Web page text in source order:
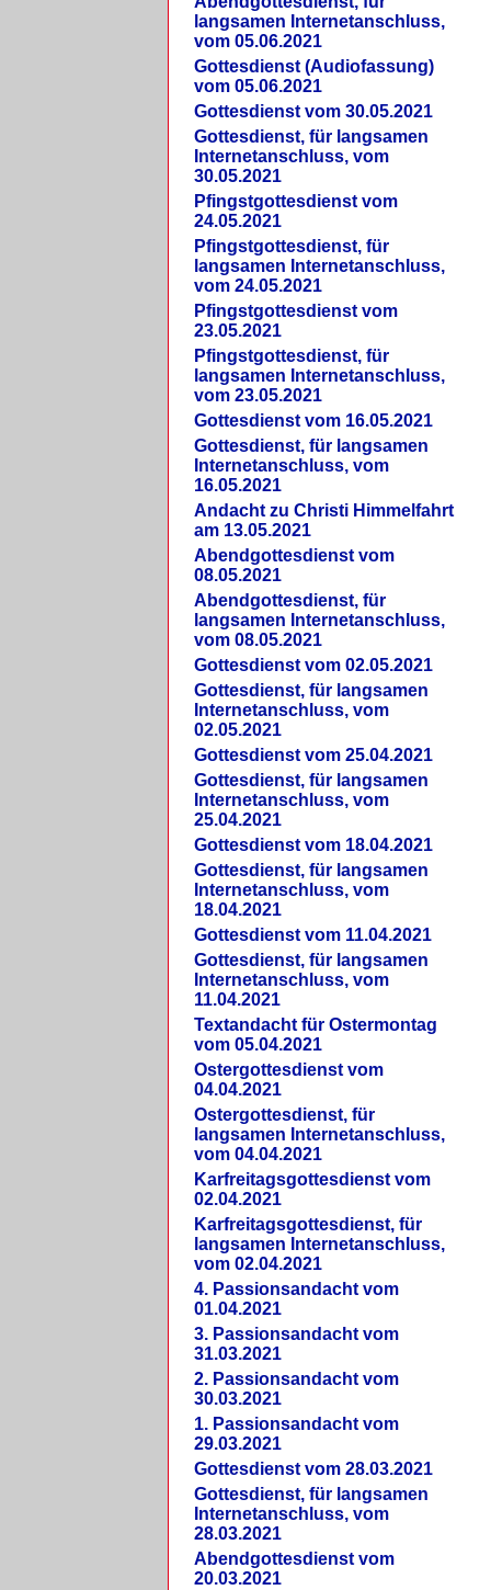
langsamen Internetanschluss,
vom 05.06.2021
Gottesdienst (Audiofassung)
vom 05.06.2021
Gottesdienst vom 30.05.2021
Gottesdienst, für langsamen
Internetanschluss, vom
30.05.2021
Pfingstgottesdienst vom
24.05.2021
Pfingstgottesdienst, für
langsamen Internetanschluss,
vom 24.05.2021
Pfingstgottesdienst vom
23.05.2021
Pfingstgottesdienst, für
langsamen Internetanschluss,
vom 23.05.2021
Gottesdienst vom 16.05.2021
Gottesdienst, für langsamen
Internetanschluss, vom
16.05.2021
Andacht zu Christi Himmelfahrt
am 13.05.2021
Abendgottesdienst vom
08.05.2021
Abendgottesdienst, für
langsamen Internetanschluss,
vom 08.05.2021
Gottesdienst vom 02.05.2021
Gottesdienst, für langsamen
Internetanschluss, vom
02.05.2021
Gottesdienst vom 25.04.2021
Gottesdienst, für langsamen
Internetanschluss, vom
25.04.2021
Gottesdienst vom 18.04.2021
Gottesdienst, für langsamen
Internetanschluss, vom
18.04.2021
Gottesdienst vom 11.04.2021
Gottesdienst, für langsamen
Internetanschluss, vom
11.04.2021
Textandacht für Ostermontag
vom 05.04.2021
Ostergottesdienst vom
04.04.2021
Ostergottesdienst, für
langsamen Internetanschluss,
vom 04.04.2021
Karfreitagsgottesdienst vom
02.04.2021
Karfreitagsgottesdienst, für
langsamen Internetanschluss,
vom 02.04.2021
4. Passionsandacht vom
01.04.2021
3. Passionsandacht vom
31.03.2021
2. Passionsandacht vom
30.03.2021
1. Passionsandacht vom
29.03.2021
Gottesdienst vom 28.03.2021
Gottesdienst, für langsamen
Internetanschluss, vom
28.03.2021
Abendgottesdienst vom
20.03.2021